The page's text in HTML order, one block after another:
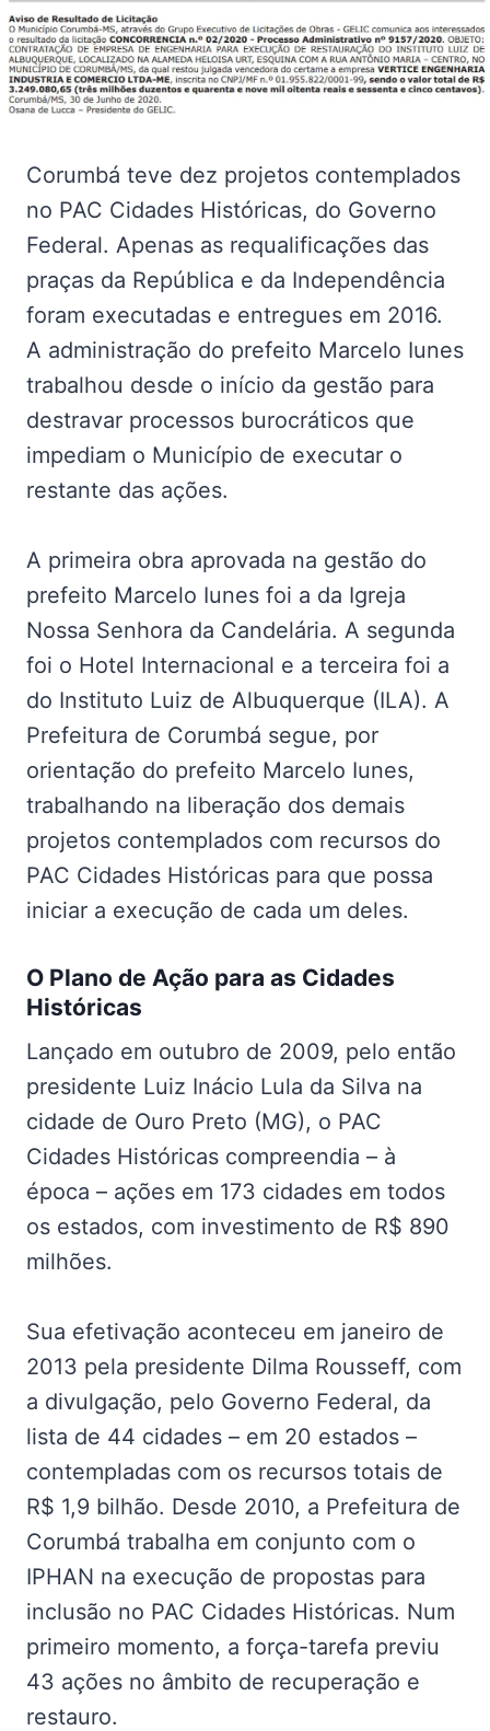
Corumbá teve dez projetos contemplados
no PAC Cidades Históricas, do Governo
Federal. Apenas as requalificações das
praças da República e da Independência
foram executadas e entregues em 2016.
A administração do prefeito Marcelo Iunes
trabalhou desde o início da gestão para
destravar processos burocráticos que
impediam o Município de executar o
restante das ações.
A primeira obra aprovada na gestão do
prefeito Marcelo Iunes foi a da Igreja
Nossa Senhora da Candelária. A segunda
foi o Hotel Internacional e a terceira foi a
do Instituto Luiz de Albuquerque (ILA). A
Prefeitura de Corumbá segue, por
orientação do prefeito Marcelo Iunes,
trabalhando na liberação dos demais
projetos contemplados com recursos do
PAC Cidades Históricas para que possa
iniciar a execução de cada um deles.
O Plano de Ação para as Cidades
Históricas
Lançado em outubro de 2009, pelo então
presidente Luiz Inácio Lula da Silva na
cidade de Ouro Preto (MG), o PAC
Cidades Históricas compreendia – à
época – ações em 173 cidades em todos
os estados, com investimento de R$ 890
milhões.
Sua efetivação aconteceu em janeiro de
2013 pela presidente Dilma Rousseff, com
a divulgação, pelo Governo Federal, da
lista de 44 cidades – em 20 estados –
contempladas com os recursos totais de
R$ 1,9 bilhão. Desde 2010, a Prefeitura de
Corumbá trabalha em conjunto com o
IPHAN na execução de propostas para
inclusão no PAC Cidades Históricas. Num
primeiro momento, a força-tarefa previu
43 ações no âmbito de recuperação e
restauro.